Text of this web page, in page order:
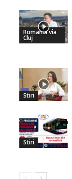
Romania via
Cluj
Stiri
Stiri